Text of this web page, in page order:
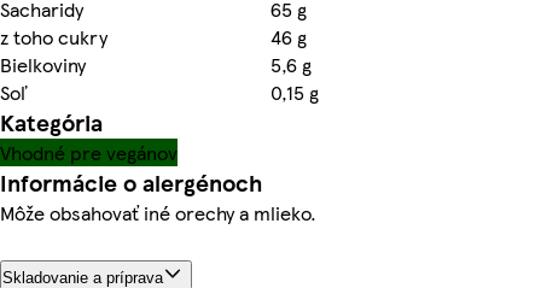
Sacharidy
65 g
z toho cukry
46 g
Bielkoviny
5,6 g
Soľ
0,15 g
Kategória
Vhodné pre vegánov
Informácie o alergénoch
Môže obsahovať iné orechy a mlieko.
Skladovanie a príprava